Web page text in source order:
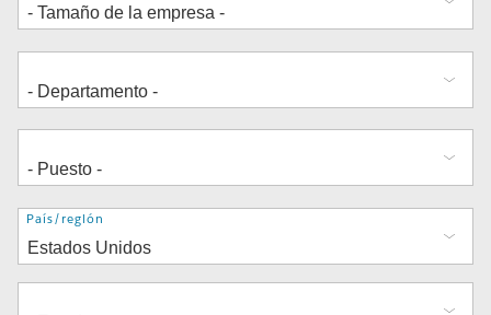
Dirección
País/región